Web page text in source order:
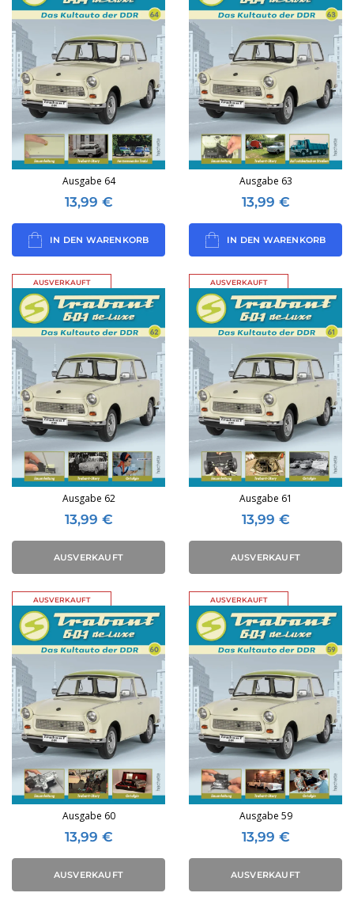
Ausgabe 64
13,99 €
IN DEN WARENKORB
Ausgabe 63
13,99 €
IN DEN WARENKORB
AUSVERKAUFT
Ausgabe 62
13,99 €
AUSVERKAUFT
AUSVERKAUFT
Ausgabe 61
13,99 €
AUSVERKAUFT
AUSVERKAUFT
Ausgabe 60
13,99 €
AUSVERKAUFT
AUSVERKAUFT
Ausgabe 59
13,99 €
AUSVERKAUFT